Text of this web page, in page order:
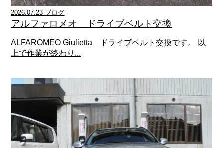
2026.07.23 ブログ
アルファロメオ ドライブベルト交換
ALFAROMEO Giulietta ドライブベルト交換です。 以
上で作業が終わり...